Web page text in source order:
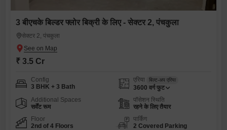
3 बीएचके बिल्डर फ्लोर बिक्री के लिए - सेक्टर 2, पंचकुला
सेक्टर 2, पंचकुला
₹ 3.5 Cr
Config
3 BHK + 3 Bath
एरिया बिल्ट-अप एरिया
3600 वर्ग फुट
Additional Spaces
सर्वेंट रूम
पॉसेशन स्थिति
रहने के लिए तैयार
Floor
2nd of 4 Floors
पार्किंग
2 Covered Parking